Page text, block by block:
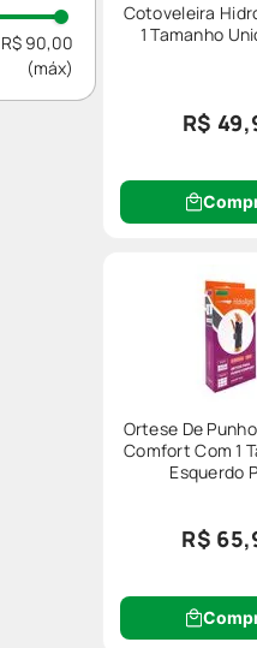
R$ 90,00
Cotoveleira
1 Tamanho
R$
Ortese De
Comfort Com 1
Esquerdo
R$